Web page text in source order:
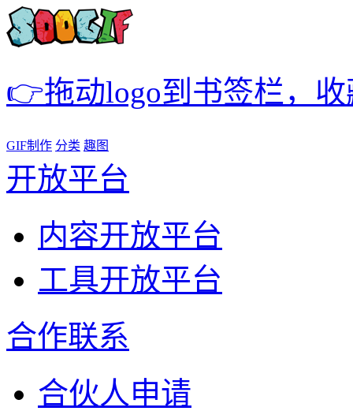
👉拖动logo到书签栏，
GIF制作 分类 趣图
开放平台
内容开放平台
工具开放平台
合作联系
合伙人申请